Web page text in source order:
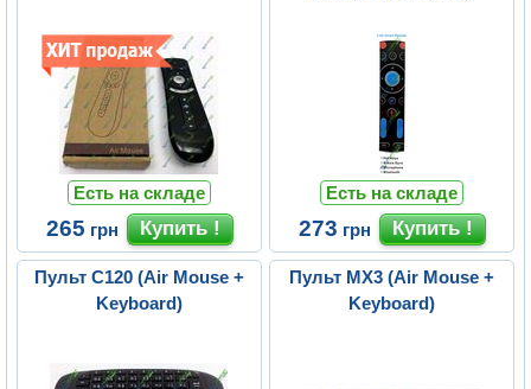
Есть на складе
265 грн
Есть на складе
273 грн
Пульт C120 (Air Mouse +
Keyboard)
Пульт MX3 (Air Mouse +
Keyboard)